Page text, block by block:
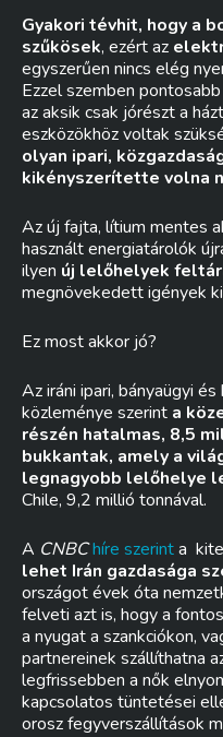
Gyakori tévhit, hogy a
szűkösek, ezért az
egyszerűen nincs elég
Ezzel szemben
az aksik csak jórészt a
eszközökhöz voltak
olyan ipari,
kikényszerítette volna
Az új fajta, lítium mentes
használt energiatárolók
ilyen új lelőhelyek
megnövekedett igények
Ez most akkor jó?
Az iráni ipari, bányaügyi
közleménye szerint a
részén hatalmas, 8,5
bukkantak, amely a
legnagyobb lelőhelye
Chile, 9,2 millió tonnával.
A CNBChíre szerinta
lehet Irán gazdasága
országot évek óta
felveti azt is, hogy a
a nyugat a szankciókon,
partnereinek szállíthatna
legfrissebben a nők
kapcsolatos tüntetései
orosz fegyverszállítások